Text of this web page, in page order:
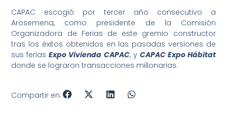
CAPAC escogió por tercer año consecutivo a
Arosemena, como presidente de la Comisión
Organizadora de Ferias de este gremio constructor
tras los éxitos obtenidos en las pasadas versiones de
sus feriasExpo Vivienda CAPAC, y CAPAC Expo Hábitat
donde se lograron transacciones millonarias.
Compartir en: